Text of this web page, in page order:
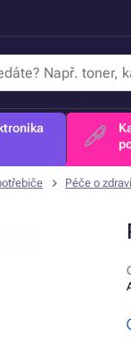
Péče o zdraví